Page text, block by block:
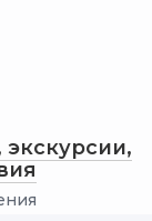
экскурсии,